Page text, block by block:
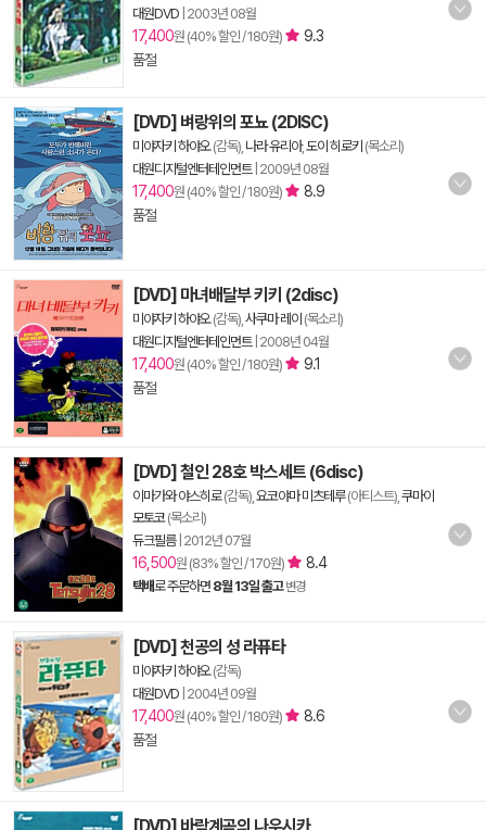
대원DVD 2003년 08월
17,400원 (40% 할인 / 180원)
9.3
품절
[DVD] 벼랑위의 포뇨 (2DISC)
미야자키 하야오(감독), 나라 유리아,도이 히로키 (목소리)
대원디지털엔터테인먼트| 2009년 08월
17,400원 (40% 할인 / 180원)
8.9
품절
[DVD] 마녀배달부 키키 (2disc)
미야자키 하야오(감독), 사쿠마 레이 (목소리)
대원디지털엔터테인먼트| 2008년 04월
17,400원 (40% 할인 / 180원)
9.1
품절
[DVD] 철인 28호 박스세트 (6disc)
이마가와 야스히로(감독), 요코야마 미츠테루(아티스트), 쿠마이
모토코(목소리)
듀크필름| 2012년 07월
16,500원 (83% 할인 / 170원) 8.4
택배로 주문하면 8월 13일 출고 변경
[DVD] 천공의 성 라퓨타
미야자키 하야오(감독)
대원DVD 2004년 09월
17,400원 (40% 할인 / 180원)
8.6
품절